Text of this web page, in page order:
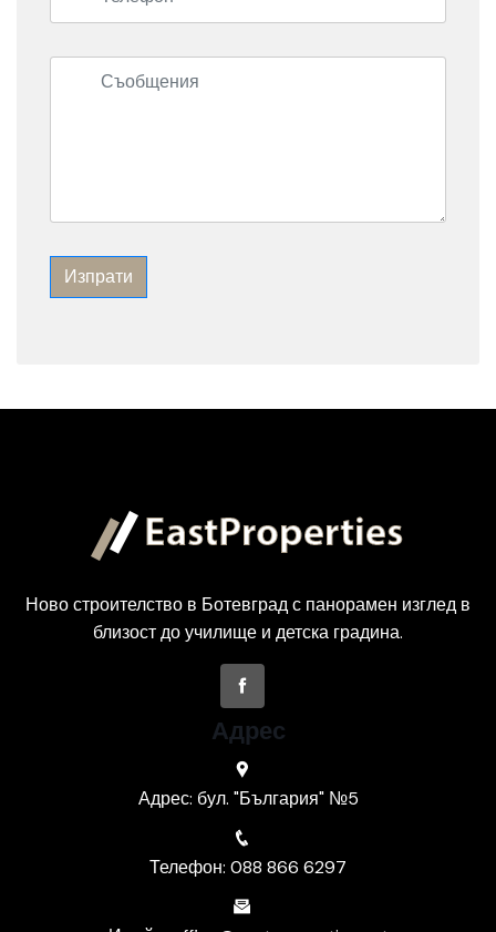
Изпрати
Ново строителство в Ботевград с панорамен изглед в
близост до училище и детска градина.
Адрес
Адрес: бул. "България" №5
Телефон: 088 866 6297